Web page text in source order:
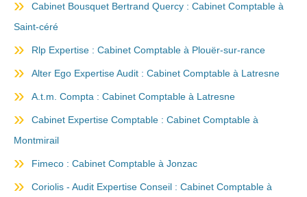
Cabinet Bousquet Bertrand Quercy : Cabinet Comptable à
Saint-céré
Rlp Expertise : Cabinet Comptable à Plouër-sur-rance
Alter Ego Expertise Audit : Cabinet Comptable à Latresne
A.t.m. Compta : Cabinet Comptable à Latresne
Cabinet Expertise Comptable : Cabinet Comptable à
Montmirail
Fimeco : Cabinet Comptable à Jonzac
Coriolis - Audit Expertise Conseil : Cabinet Comptable à